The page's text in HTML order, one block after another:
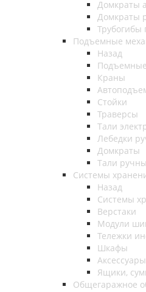
Домкраты
Домкраты
Трубогибы
Подъемные
Назад
Краны
Стойки
Траверсы
Тали
Лебедки
Домкраты
Тали
Системы
Назад
Системы
Верстаки
Модули
Тележки
Шкафы
Ящики,
Общегаражное